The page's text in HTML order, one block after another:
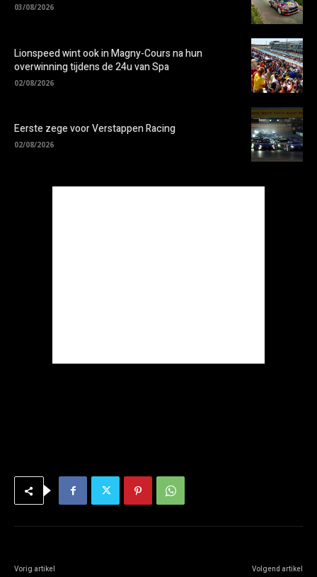
03/08/2026
Lionspeed wint ook in Magny-Cours na hun
overwinning tijdens de 24u van Spa
02/08/2026
Eerste zege voor Verstappen Racing
02/08/2026
Vorig artikel Volgend artikel